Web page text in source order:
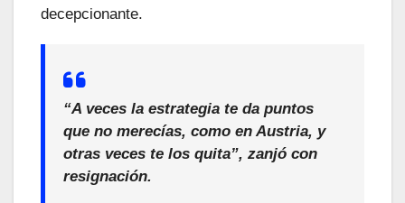
decepcionante.
“A veces la estrategia te da puntos
que no merecías, como en Austria, y
otras veces te los quita”, zanjó con
resignación.